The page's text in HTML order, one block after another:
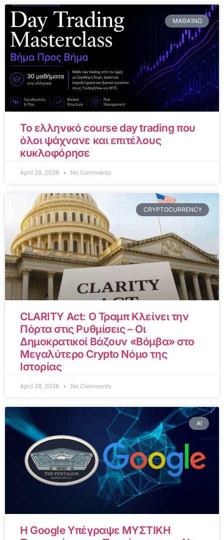
ΜΑΘΑΊΝΩ
Το ελληνικό course day trading που
όλοι ψάχνανε και επιτέλους
κυκλοφόρησε
April 29, 2026 No Comments
CRYPTOCURRENCY
CLARITY Act: Ο Τραμπ Κλείνει την
Πόρτα στις Ρυθμίσεις – Οι
Δημοκρατικοί Βάζουν «Βόμβα» στο
Μεγαλύτερο Crypto Νόμο της
Ιστορίας
April 28, 2026 No Comments
AI
Η Google Υπέγραψε ΜΥΣΤΙΚΗ